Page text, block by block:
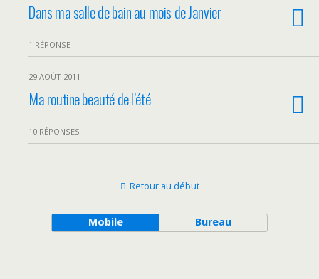
Dans ma salle de bain au mois de Janvier
1 RÉPONSE
29 AOÛT 2011
Ma routine beauté de l’été
10 RÉPONSES
Retour au début
Mobile Bureau